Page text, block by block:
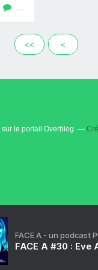
<< <
sur le portail Overblog
FACE A - un podcast
FACE A #30 :